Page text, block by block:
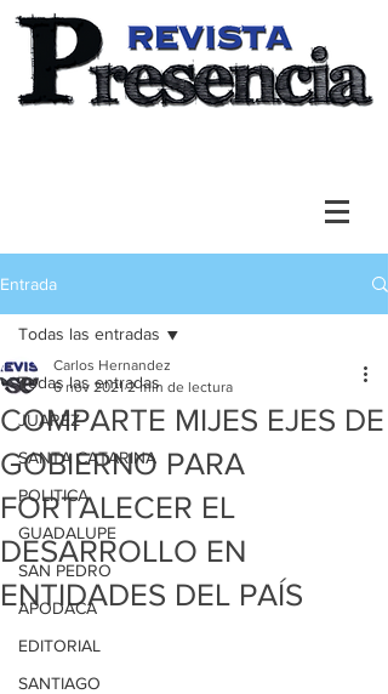
Entrada
Todas las entradas
JUAREZ
SANTA CATARINA
POLITICA
GUADALUPE
SAN PEDRO
APODACA
EDITORIAL
SANTIAGO
Todas las entradas
COMPARTE MIJES EJES DE
GOBIERNO PARA
FORTALECER EL
DESARROLLO EN
ENTIDADES DEL PAÍS
Carlos Hernandez
6 nov 2021 2 min de lectura